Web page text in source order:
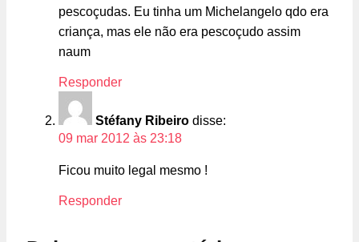
pescoçudas. Eu tinha um Michelangelo qdo era
criança, mas ele não era pescoçudo assim
naum
Responder
Stéfany Ribeiro disse:
09 mar 2012 às 23:18
Ficou muito legal mesmo !
Responder